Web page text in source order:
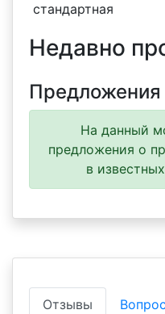
стандартная
Недавно
Предложения
На данный
предложения о
в
Отзывы